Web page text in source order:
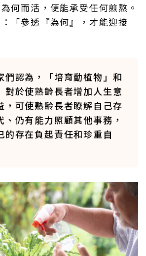
何而活，便能承受任何煎熬。
「參透『為何』，才能迎接
們認為，「培育動植物」和
對於使熟齡長者增加人生意
，可使熟齡長者瞭解自己存
、仍有能力照顧其他事務，
的存在負起責任和珍重自